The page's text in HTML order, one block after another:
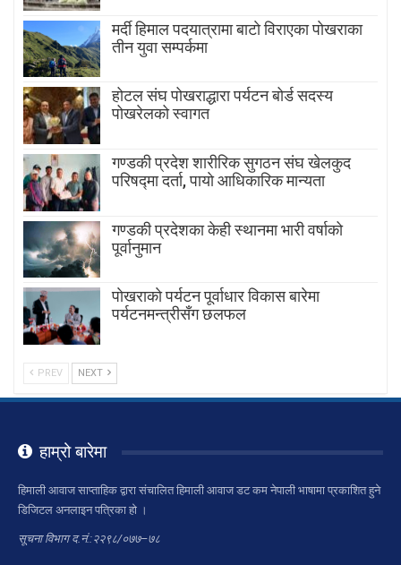
मर्दी हिमाल पदयात्रामा बाटाे विराएका पाेखराका
तीन युवा सम्पर्कमा
होटल संघ पोखराद्धारा पर्यटन बोर्ड सदस्य
पोखरेलको स्वागत
गण्डकी प्रदेश शारीरिक सुगठन संघ खेलकुद
परिषद्मा दर्ता, पायाे आधिकारिक मान्यता
गण्डकी प्रदेशका केही स्थानमा भारी वर्षाको
पूर्वानुमान
पाेखराकाे पर्यटन पूर्वाधार विकास बारेमा
पर्यटनमन्त्रीसँग छलफल
PREV NEXT
हाम्रो बारेमा
हिमाली आवाज साप्ताहिक द्वारा संचालित हिमाली आवाज डट कम नेपाली भाषामा प्रकाशित हुने
डिजिटल अनलाइन पत्रिका हो ।
सूचना विभाग द.नं.:२२९८/०७७–७८